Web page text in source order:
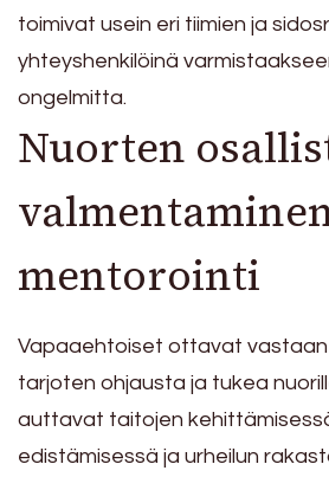
toimivat usein eri tiimien ja
yhteyshenkilöinä
ongelmitta.
Nuorten
mentorointi
Vapaaehtoiset ottavat vastaan
tarjoten ohjausta ja tukea
auttavat taitojen
edistämisessä ja urheilun